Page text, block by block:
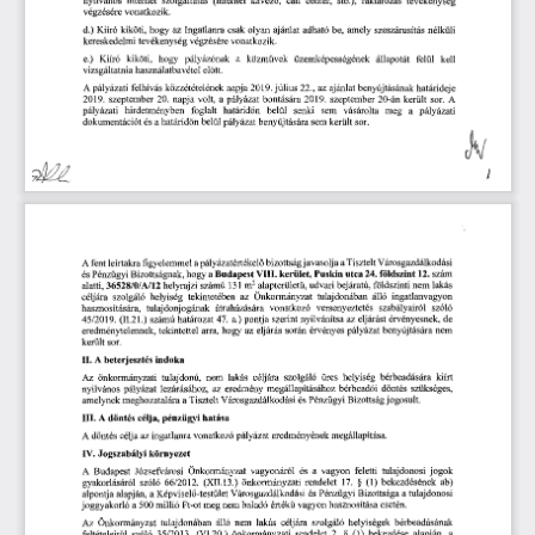
végzésére vonatkozik.
d.) Kiíró kiköti, hogy az Ingatlanra csak olyan ajánlat adható be, amely szeszárusítás nélküli
kereskedelmi tevékenység végzésére vonatkozik.
e.)
Kiíró kiköti, hogy pályázónak a közművek üzemképességének állapotát felül
kell
vizsgáltatnia használatbavétel előtt.
A pályázati felhívás közzétételének napja 2019. július 22., az ajánlat benyújtásának határideje
2019. szeptember 20. napja volt, a pályázat bontására 2019. szeptember 20-án került sor. A
pályázati hirdetményben foglalt határidőn belül senki sem vásárolta meg a pályázati
dokumentációt és a határidőn belül pályázat benyújtására sem került sor.
9222
A fent leírtakra figyelemmel a pályázatértékelő bizottság javasolja a Tisztelt Városgazdálkodási
és Pénzügyi Bizottságnak, hogy a Budapest VIII. kerület, Puskin utca 24. földszint 12. szám
alatti, 36528/0/AJ12 helyrajzi számú 131 m2 alapterület ű, udvari bejáratú, földszinti nem lakás
céljára szolgáló helyiség tekintetében az Önkormányzat tulajdonában álló ingatlanvagyon
hasznosítására,
tulajdonjogának átruházására vonatkozó versenyeztetés szabályairól szóló
45/2019. (II.21.) számú határozat 47. a.) pontja szerint nyilvánítsa az eljárást érvényesnek, de
eredménytelennek, tekintettel arra, hogy az eljárás során érvényes pályázat benyújtására nem
került sor.
II. A beterjesztés indoka
Az önkormányzati tulajdonú, nem lakás céljára szolgáló üres helyiség bérbeadására kiírt
nyilvános pályázat lezárásához, az eredmény megállapításához bérbeadói döntés szükséges,
amelynek meghozatalára a Tisztelt Városgazdálkodási és Pénzügyi Bizottság jogosult.
HI.
A döntés célja, pénzügyi hatása
A döntés célja az ingatlanra vonatkozó pályázat eredményének megállapítása.
IV. Jogszabályi környezet
A Budapest Józsefvárosi Önkormányzat vagyonáról és a vagyon feletti tulajdonosi jogok
gyakorlásáról szóló 66/2012. (XII.13.) önkormányzati rendelet 17. § (1) bekezdésének ab)
alpontja alapján, a Képviselő -testület Városgazdálkodási és Pénzügyi Bizottsága a tulajdonosi
joggyakorló a 500 millió Ft-ot meg nem haladó értékű vagyon hasznosítása esetén.
Az Önkormányzat tulajdonában álló nem lakás céljára szolgáló helyiségek bérbeadásának
feltételeir l szóló 35/2013. (VI.20.) önkormányzati rendelet 2. (1) bekezdése alapján, a